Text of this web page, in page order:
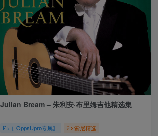
Julian Bream – 朱利安·布里姆吉他精选集
〖OppsUpro专属〗 索尼精选